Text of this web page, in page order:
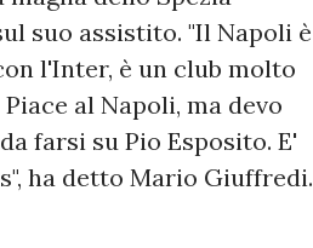
suo assistito. "Il Napoli è
l'Inter, è un club molto
al Napoli, ma devo
farsi su Pio Esposito. E'
ha detto Mario Giuffredi.